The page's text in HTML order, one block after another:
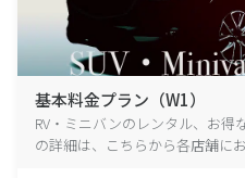
基本料金プラン（W1）
RV・ミニバンのレンタル、お
の詳細は、こちらから各店舗に